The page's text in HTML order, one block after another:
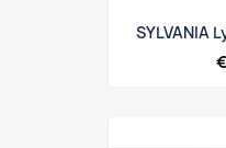
SYLVANIA